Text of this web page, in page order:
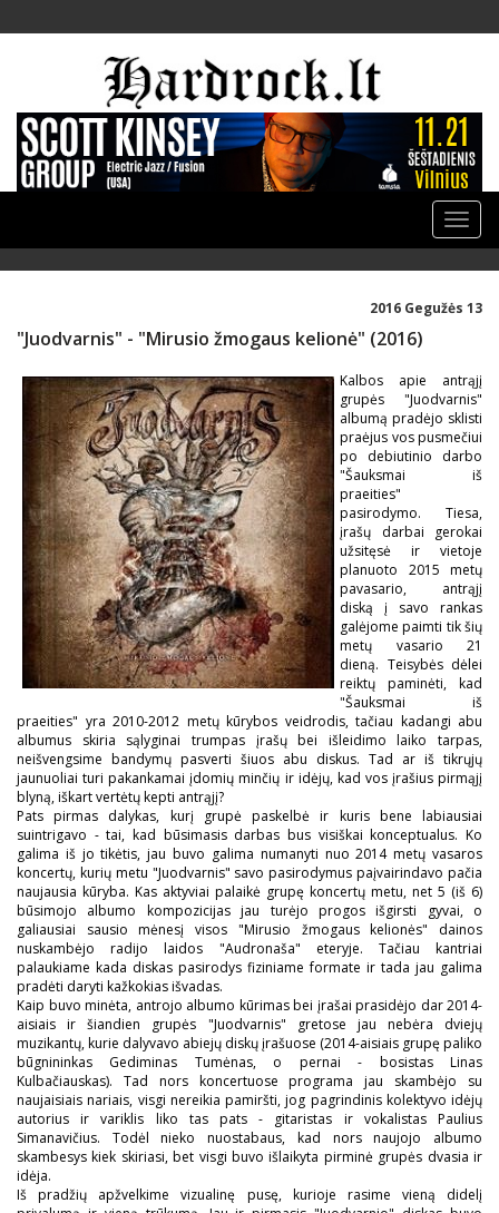
Toggle
2016 Gegužės 13
"Juodvarnis" - "Mirusio žmogaus kelionė" (2016)
Kalbos apie antrąjį
grupės "Juodvarnis"
albumą pradėjo sklisti
praėjus vos pusmečiui
po debiutinio darbo
"Šauksmai iš
praeities"
pasirodymo. Tiesa,
įrašų darbai gerokai
užsitęsė ir vietoje
planuoto 2015 metų
pavasario, antrąjį
diską į savo rankas
galėjome paimti tik šių
metų vasario 21
dieną. Teisybės dėlei
reiktų paminėti, kad
"Šauksmai iš
praeities" yra 2010-2012 metų kūrybos veidrodis, tačiau kadangi abu
albumus skiria sąlyginai trumpas įrašų bei išleidimo laiko tarpas,
neišvengsime bandymų pasverti šiuos abu diskus. Tad ar iš tikrųjų
jaunuoliai turi pakankamai įdomių minčių ir idėjų, kad vos įrašius pirmąjį
blyną, iškart vertėtų kepti antrąjį?
Pats pirmas dalykas, kurį grupė paskelbė ir kuris bene labiausiai
suintrigavo - tai, kad būsimasis darbas bus visiškai konceptualus. Ko
galima iš jo tikėtis, jau buvo galima numanyti nuo 2014 metų vasaros
koncertų, kurių metu "Juodvarnis" savo pasirodymus paįvairindavo pačia
naujausia kūryba. Kas aktyviai palaikė grupę koncertų metu, net 5 (iš 6)
būsimojo albumo kompozicijas jau turėjo progos išgirsti gyvai, o
galiausiai sausio mėnesį visos "Mirusio žmogaus kelionės" dainos
nuskambėjo radijo laidos "Audronaša" eteryje. Tačiau kantriai
palaukiame kada diskas pasirodys fiziniame formate ir tada jau galima
pradėti daryti kažkokias išvadas.
Kaip buvo minėta, antrojo albumo kūrimas bei įrašai prasidėjo dar 2014-
aisiais ir šiandien grupės "Juodvarnis" gretose jau nebėra dviejų
muzikantų, kurie dalyvavo abiejų diskų įrašuose (2014-aisiais grupę paliko
būgnininkas Gediminas Tumėnas, o pernai - bosistas Linas
Kulbačiauskas). Tad nors koncertuose programa jau skambėjo su
naujaisiais nariais, visgi nereikia pamiršti, jog pagrindinis kolektyvo idėjų
autorius ir variklis liko tas pats - gitaristas ir vokalistas Paulius
Simanavičius. Todėl nieko nuostabaus, kad nors naujojo albumo
skambesys kiek skiriasi, bet visgi buvo išlaikyta pirminė grupės dvasia ir
idėja.
Iš pradžių apžvelkime vizualinę pusę, kurioje rasime vieną didelį